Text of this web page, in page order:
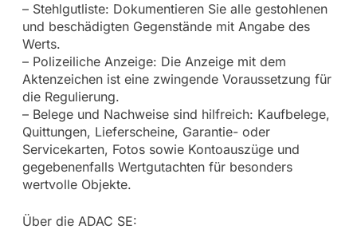
– Stehlgutliste: Dokumentieren Sie alle gestohlenen
und beschädigten Gegenstände mit Angabe des
Werts.
– Polizeiliche Anzeige: Die Anzeige mit dem
Aktenzeichen ist eine zwingende Voraussetzung für
die Regulierung.
– Belege und Nachweise sind hilfreich: Kaufbelege,
Quittungen, Lieferscheine, Garantie- oder
Servicekarten, Fotos sowie Kontoauszüge und
gegebenenfalls Wertgutachten für besonders
wertvolle Objekte.
Über die ADAC SE: